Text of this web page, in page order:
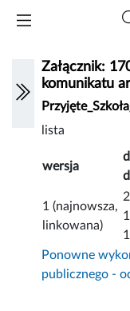
Załącznik:
komunikatu
lista
wersja
1 (najnowsza,
linkowana)
Ponowne
publicznego -